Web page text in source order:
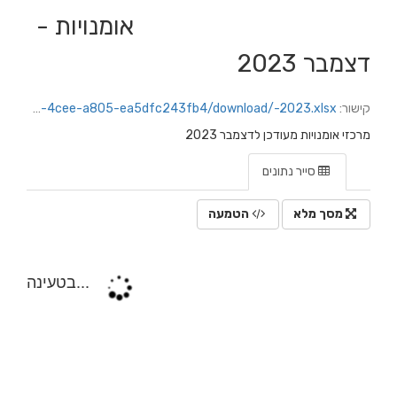
אומנויות -
דצמבר 2023
קישור: https://jerusalem.datacity.org.il/dataset/0d56957b-a926-4150-9fa7-b981096deab1/resource/298ed53a-7389-4cee-a805-ea5dfc243fb4/download/-2023.xlsx
מרכזי אומנויות מעודכן לדצמבר 2023
סייר נתונים
מסך מלא הטמעה